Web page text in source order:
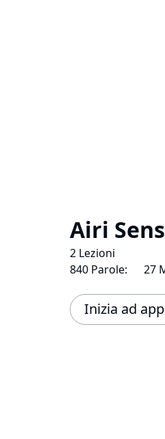
Airi
2 Lezioni
840 Parole:
27
Inizia ad